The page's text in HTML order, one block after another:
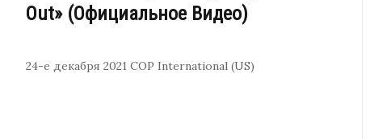
Out» (Официальное Видео)
24-е декабря 2021 COP International (US)